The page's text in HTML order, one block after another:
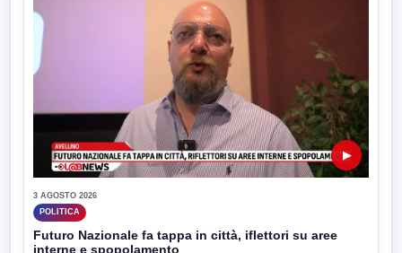
▶
3 AGOSTO 2026
POLITICA
Futuro Nazionale fa tappa in città, iflettori su aree
interne e spopolamento